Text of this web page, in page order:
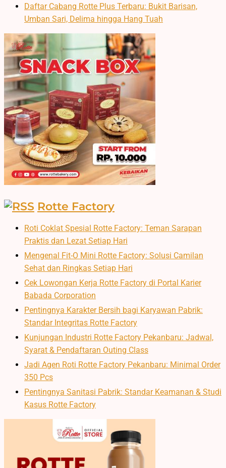
Daftar Cabang Rotte Plus Terbaru: Bukit Barisan,
Umban Sari, Delima hingga Hang Tuah
Rotte Factory
Roti Coklat Spesial Rotte Factory: Teman Sarapan
Praktis dan Lezat Setiap Hari
Mengenal Fit-O Mini Rotte Factory: Solusi Camilan
Sehat dan Ringkas Setiap Hari
Cek Lowongan Kerja Rotte Factory di Portal Karier
Babada Corporation
Pentingnya Karakter Bersih bagi Karyawan Pabrik:
Standar Integritas Rotte Factory
Kunjungan Industri Rotte Factory Pekanbaru: Jadwal,
Syarat & Pendaftaran Outing Class
Jadi Agen Roti Rotte Factory Pekanbaru: Minimal Order
350 Pcs
Pentingnya Sanitasi Pabrik: Standar Keamanan & Studi
Kasus Rotte Factory